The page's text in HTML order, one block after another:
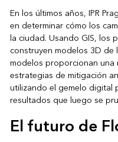
En los últimos años, IPR
en determinar cómo los
la ciudad. Usando GIS, los
construyen modelos 3D de
modelos proporcionan una
estrategias de mitigación
utilizando el gemelo digital
resultados que luego se
El futuro de